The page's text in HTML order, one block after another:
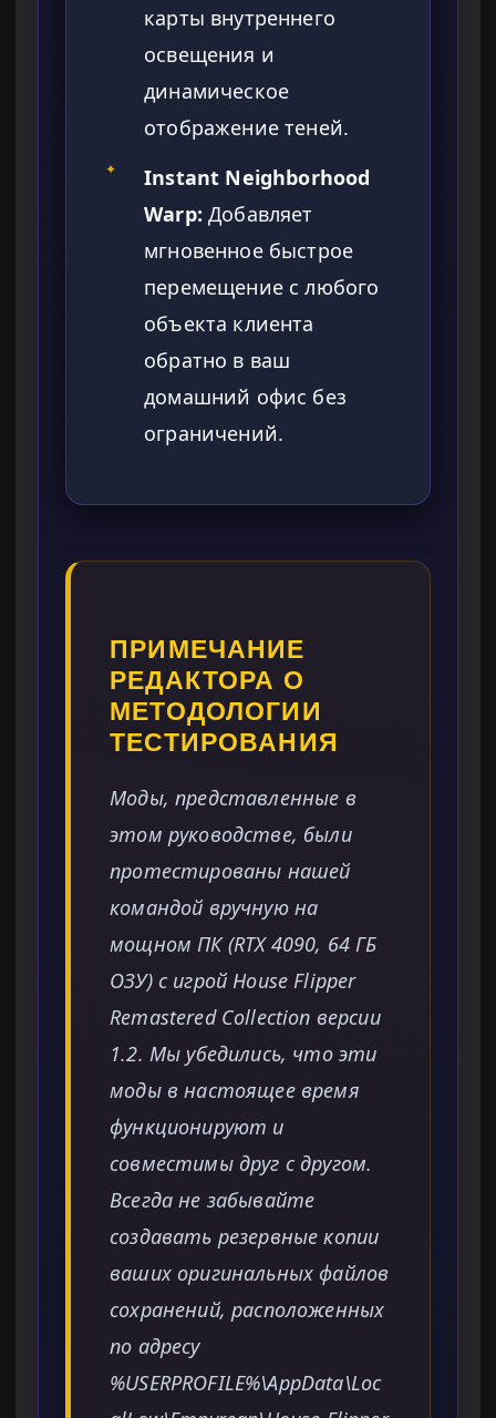
карты внутреннего
освещения и
динамическое
отображение теней.
✦
Instant Neighborhood
Warp: Добавляет
мгновенное быстрое
перемещение с любого
объекта клиента
обратно в ваш
домашний офис без
ограничений.
ПРИМЕЧАНИЕ
РЕДАКТОРА О
МЕТОДОЛОГИИ
ТЕСТИРОВАНИЯ
Моды, представленные в
этом руководстве, были
протестированы нашей
командой вручную на
мощном ПК (RTX 4090, 64 ГБ
ОЗУ) с игрой House Flipper
Remastered Collection версии
1.2. Мы убедились, что эти
моды в настоящее время
функционируют и
совместимы друг с другом.
Всегда не забывайте
создавать резервные копии
ваших оригинальных файлов
сохранений, расположенных
по адресу
%USERPROFILE%\AppData\Loc